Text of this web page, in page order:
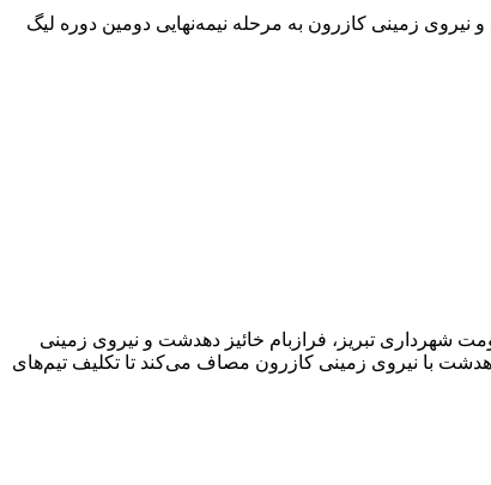
زمینی کازرون به مرحله نیمه‌نهایی دومین دوره لیگ
شهرداری تبریز، فرازبام خائیز دهدشت و نیروی زمینی
دهدشت با نیروی زمینی کازرون مصاف می‌کند تا تکلیف تیم‌های